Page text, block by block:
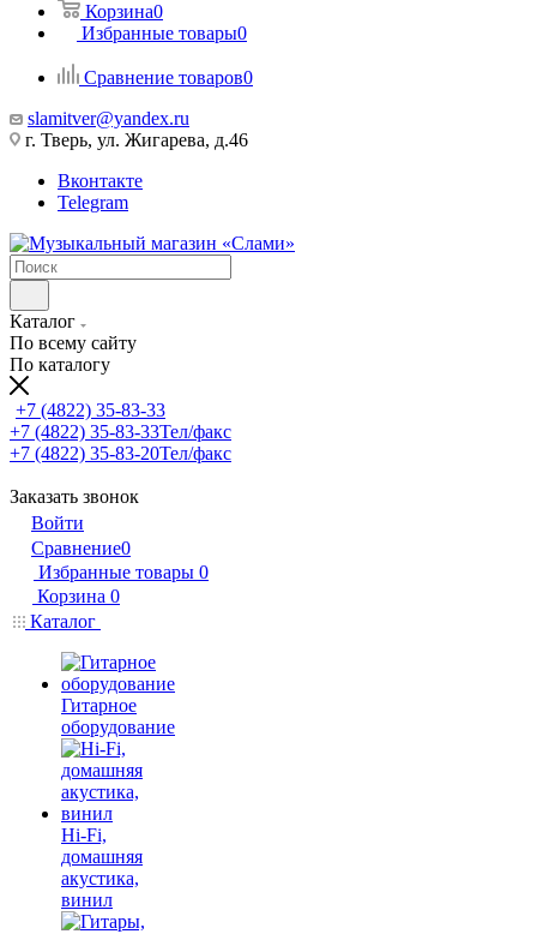
Корзина0
Избранные товары0
Сравнение товаров0
slamitver@yandex.ru
г. Тверь, ул. Жигарева, д.46
Вконтакте
Telegram
Каталог
По всему сайту
По каталогу
+7 (4822) 35-83-33
+7 (4822) 35-83-33Тел/факс
+7 (4822) 35-83-20Тел/факс
Заказать звонок
Войти
Сравнение0
Избранные товары 0
Корзина 0
Каталог
Гитарное
оборудование
Hi-Fi,
домашняя
акустика,
винил